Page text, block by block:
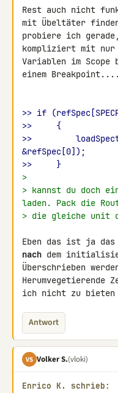
Rest auch nicht
mit Übeltäter
probiere ich
kompliziert mit nur
Variablen im Scope
einem Breakpoint....
>> if
>>     {
>>
&refSpec[0]);
>>     }
>
> kannst du doch
laden. Pack die
> die gleiche unit
nach dem
Überschrieben
Herumvegetierende
ich nicht zu
Antwort
VS Volker S.(vloki)
Enrico K. schrieb: